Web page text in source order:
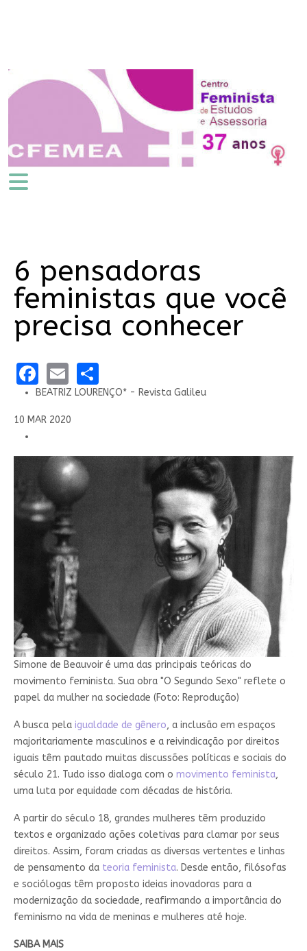
6 pensadoras
feministas que você
precisa conhecer
Facebook
EmailShare
BEATRIZ LOURENÇO* - Revista Galileu
10 MAR 2020
Simone de Beauvoir é uma das principais teóricas do
movimento feminista. Sua obra "O Segundo Sexo" reflete o
papel da mulher na sociedade (Foto: Reprodução)
A busca pela igualdade de gênero, a inclusão em espaços
majoritariamente masculinos e a reivindicação por direitos
iguais têm pautado muitas discussões políticas e sociais do
século 21. Tudo isso dialoga com o movimento feminista,
uma luta por equidade com décadas de história.
A partir do século 18, grandes mulheres têm produzido
textos e organizado ações coletivas para clamar por seus
direitos. Assim, foram criadas as diversas vertentes e linhas
de pensamento da teoria feminista. Desde então, filósofas
e sociólogas têm proposto ideias inovadoras para a
modernização da sociedade, reafirmando a importância do
feminismo na vida de meninas e mulheres até hoje.
SAIBA MAIS